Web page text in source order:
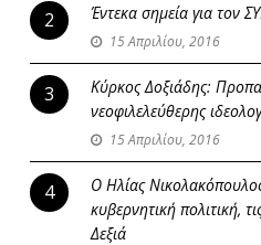
2 Έντεκα σημεία για τον
15 Απριλίου, 2016
3
Κύρκος Δοξιάδης:
νεοφιλελεύθερης
15 Απριλίου, 2016
4
Ο Ηλίας
κυβερνητική πολιτική,
Δεξιά